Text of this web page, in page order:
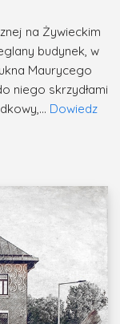
na Żywieckim
budynek, w
Maurycego
niego skrzydłami
Dowiedz